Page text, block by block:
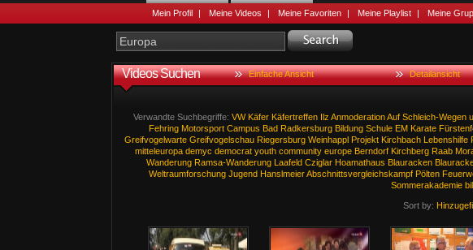
Mein Profil | Meine Videos | Meine Favoriten | Meine Playlist | Meine
Videos Suchen Einfache Ansicht Detailansicht
Verwandte Suchbegriffe: VW Käfer Käfertreffen Ilz AnmoderationAuf Schleich-Wegen
Fehring Motorsport Campus Bad Radkersburg Bildung Schule EM Karate
Greifvogelwarte Greifvogelschau Riegersburg Weinhappl Projekt Kirchbach Lebenshilfe
mitteleuropa demyc democrat youth community europe Berndorf Kirchberg Raab
Wanderung Ramsa-Wanderung Laafeld Cziglar Hoamathaus Blauracken
Weltraumforschung Jugend HanslmeierAbschnittsvergleichskampf Pölten
Sommerakademie
Sort by: